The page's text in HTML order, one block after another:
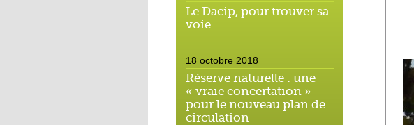
Le Dacip, pour trouver sa
voie
18 octobre 2018
Réserve naturelle : une
« vraie concertation »
pour le nouveau plan de
circulation